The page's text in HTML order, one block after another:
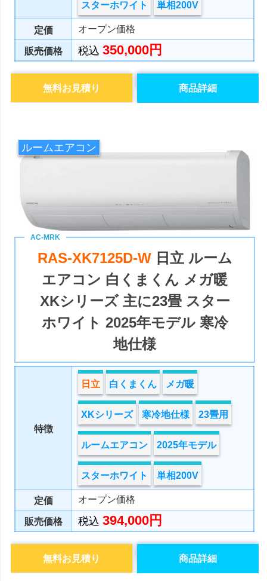
スターホワイト 単相200V
定価 オープン価格
販売価格 税込350,000円
商品詳細
無料お見積り
ルームエアコン
RAS-XK7125D-W 日立 ルーム
エアコン 白くまくん メガ暖
XKシリーズ 主に23畳 スター
ホワイト 2025年モデル 寒冷
地仕様
特徴
日立 白くまくん メガ暖
XKシリーズ 寒冷地仕様 23畳用
ルームエアコン 2025年モデル
スターホワイト 単相200V
定価 オープン価格
販売価格 税込394,000円
商品詳細
無料お見積り